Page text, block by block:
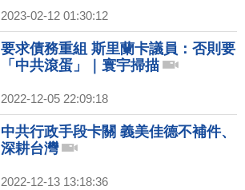
2023-02-12 01:30:12
要求債務重組 斯里蘭卡議員：否則要
「中共滾蛋」｜寰宇掃描
2022-12-05 22:09:18
中共行政手段卡關 義美佳德不補件、
深耕台灣
2022-12-13 13:18:36